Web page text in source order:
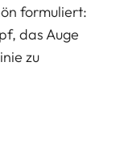
formuliert:
das Auge
zu